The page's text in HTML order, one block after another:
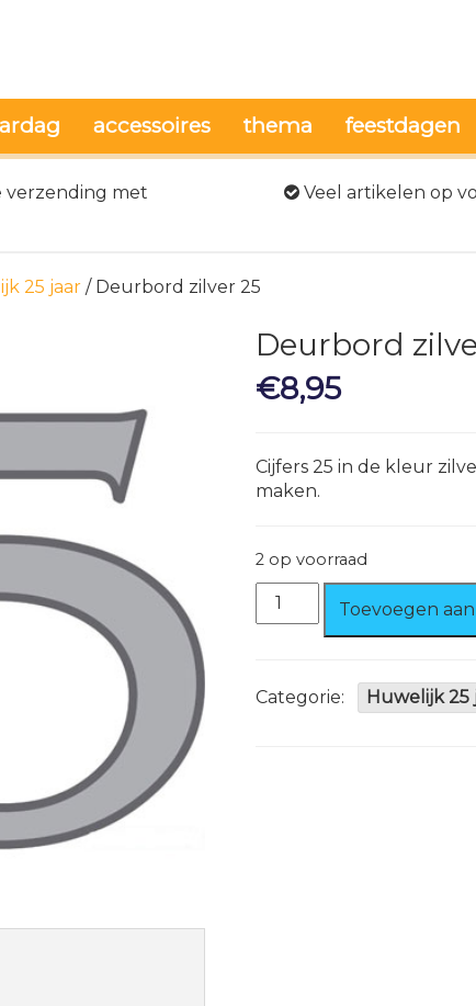
accessoires thema feestdagen
verzending met
Veel artikelen op
25 jaar / Deurbord zilver 25
Deurbord
€8,95
Cijfers 25 in de kleur
maken.
2 op voorraad
Deurbord
Toevoegen
Categorie: Huwelijk 25